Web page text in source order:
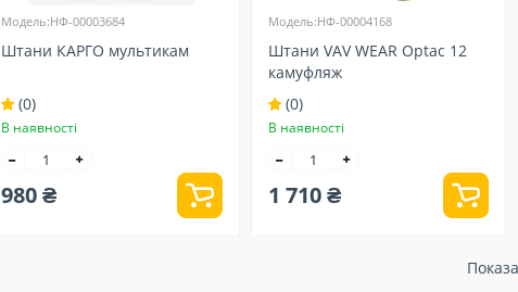
Модель:НФ-00003684
Штани КАРГО мультикам
(0)
В наявності
980 ₴
Модель:НФ-00004168
Штани VAV WEAR Optac 12
камуфляж
(0)
В наявності
1 710 ₴